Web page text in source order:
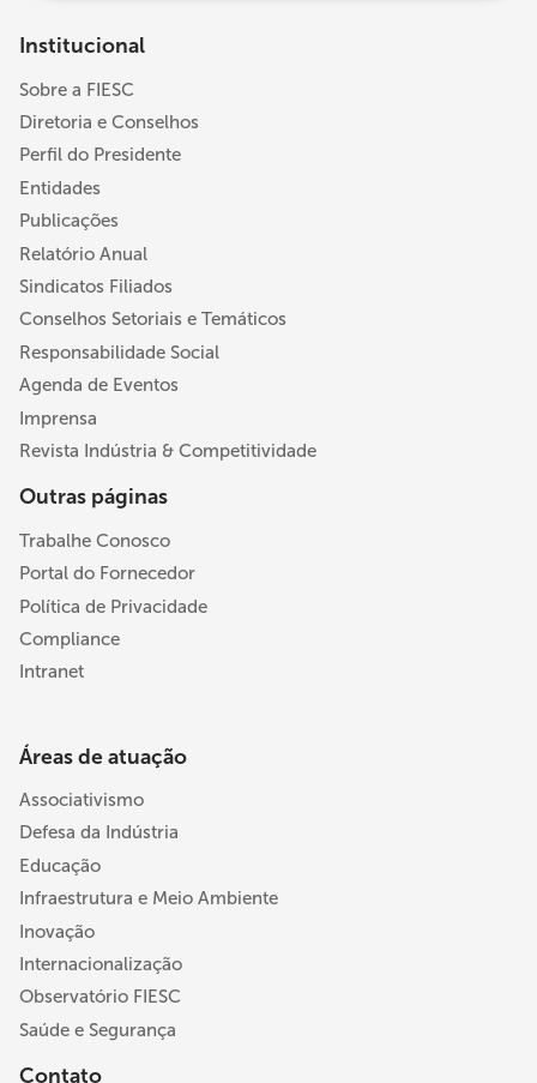
Institucional
Sobre a FIESC
Diretoria e Conselhos
Perfil do Presidente
Entidades
Publicações
Relatório Anual
Sindicatos Filiados
Conselhos Setoriais e Temáticos
Responsabilidade Social
Agenda de Eventos
Imprensa
Revista Indústria & Competitividade
Outras páginas
Trabalhe Conosco
Portal do Fornecedor
Política de Privacidade
Compliance
Intranet
Áreas de atuação
Associativismo
Defesa da Indústria
Educação
Infraestrutura e Meio Ambiente
Inovação
Internacionalização
Observatório FIESC
Saúde e Segurança
Contato